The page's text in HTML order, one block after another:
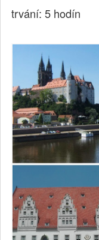
trvání: 5 hodín